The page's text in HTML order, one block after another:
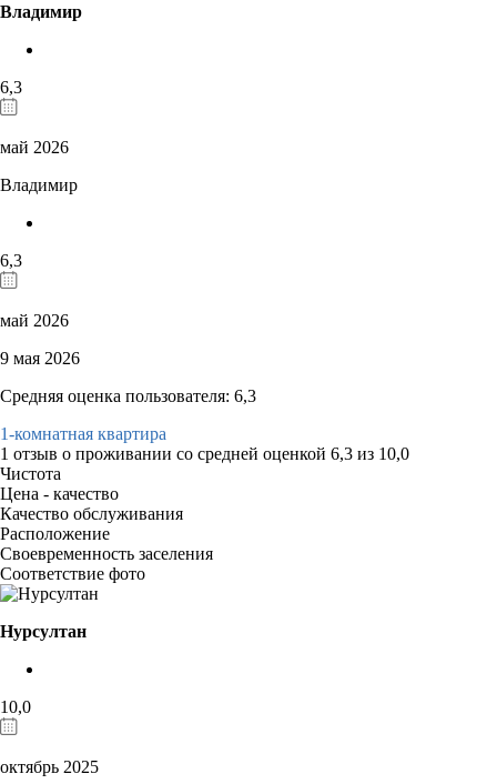
Владимир
6,3
май 2026
Владимир
6,3
май 2026
9 мая 2026
Средняя оценка пользователя: 6,3
1-комнатная квартира
1 отзыв о проживании со средней оценкой 6,3 из 10,0
Чистота
Цена - качество
Качество обслуживания
Расположение
Своевременность заселения
Соответствие фото
Нурсултан
10,0
октябрь 2025